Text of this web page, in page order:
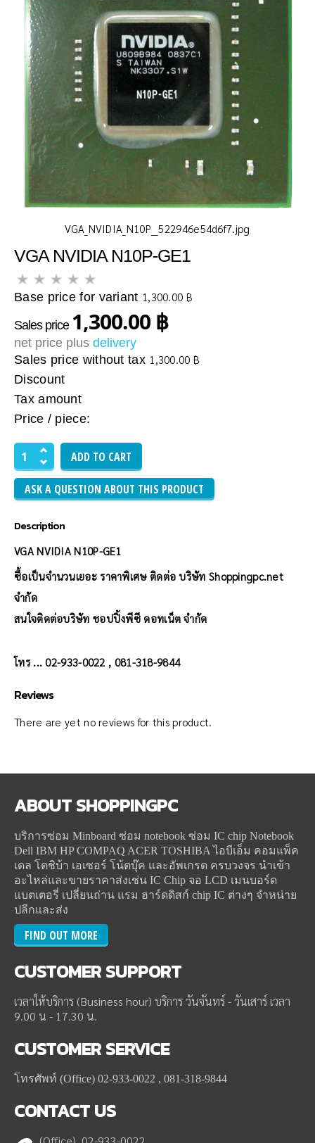
VGA_NVIDIA_N10P__522946e54d6f7.jpg
VGA NVIDIA N10P-GE1
Base price for variant 1,300.00 ฿
Sales price 1,300.00 ฿
net price plus delivery
Sales price without tax 1,300.00 ฿
Discount
Tax amount
Price / piece:
ASK A QUESTION ABOUT THIS PRODUCT
Description
VGA NVIDIA N10P-GE1
ซื้อเป็นจำนวนเยอะ ราคาพิเศษ ติดต่อ บริษัท Shoppingpc.net
จำกัด
สนใจติดต่อบริษัท ชอปปิ้งพีซี ดอทเน็ต จำกัด
โทร ... 02-933-0022 , 081-318-9844
Reviews
There are yet no reviews for this product.
ABOUTSHOPPINGPC
บริการซ่อม Minboard ซ่อม notebook ซ่อม IC chip Notebook
Dell IBM HP COMPAQ ACER TOSHIBA ไอบีเอ็ม คอมแพ็ค
เดล โตชิบ้า เอเซอร์ โน้ตบุ๊ค และอัพเกรด ครบวงจร นำเข้า
อะไหล่และขายราคาส่งเช่น IC Chip จอ LCD เมนบอร์ด
แบตเตอรี่ เปลี่ยนถ่าน แรม ฮาร์ดดิสก์ chip IC ต่างๆ จำหน่าย
ปลีกและส่ง
FIND OUT MORE
CUSTOMERSUPPORT
เวลาให้บริการ (Business hour) บริการ วันจันทร์ - วันเสาร์ เวลา
9.00 น - 17.30 น.
CUSTOMERSERVICE
โทรศัพท์ (Office) 02-933-0022 , 081-318-9844
CONTACTUS